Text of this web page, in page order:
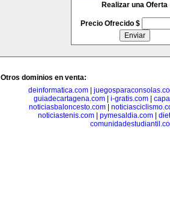
Realizar una Oferta
Precio Ofrecido $
Otros dominios en venta:
deinformatica.com
guiadecartagena.com| i-gratis.com|
noticiasbaloncesto.com
noticiastenis.com
pymesaldia.com